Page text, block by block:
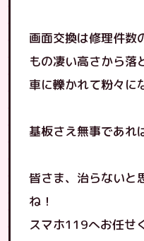
画面交換は修理件数
もの凄い高さから落
車に轢かれて粉々に
基板さえ無事であれ
皆さま、治らないと
ね！
スマホ119へお任せ